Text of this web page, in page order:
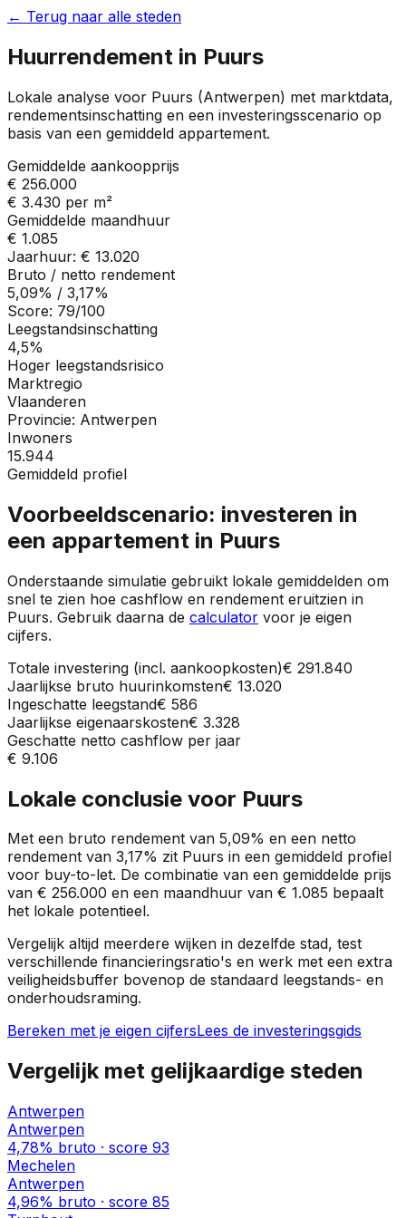
← Terug naar alle steden
Huurrendement in Puurs
Lokale analyse voor Puurs (Antwerpen) met marktdata,
rendementsinschatting en een investeringsscenario op
basis van een gemiddeld appartement.
Gemiddelde aankoopprijs
€ 256.000
€ 3.430 per m²
Gemiddelde maandhuur
€ 1.085
Jaarhuur: € 13.020
Bruto / netto rendement
5,09% / 3,17%
Score: 79/100
Leegstandsinschatting
4,5%
Hoger leegstandsrisico
Marktregio
Vlaanderen
Provincie: Antwerpen
Inwoners
15.944
Gemiddeld profiel
Voorbeeldscenario: investeren in
een appartement in Puurs
Onderstaande simulatie gebruikt lokale gemiddelden om
snel te zien hoe cashflow en rendement eruitzien in
Puurs. Gebruik daarna de calculator voor je eigen
cijfers.
Totale investering (incl. aankoopkosten)€ 291.840
Jaarlijkse bruto huurinkomsten€ 13.020
Ingeschatte leegstand€ 586
Jaarlijkse eigenaarskosten€ 3.328
Geschatte netto cashflow per jaar
€ 9.106
Lokale conclusie voor Puurs
Met een bruto rendement van 5,09% en een netto
rendement van 3,17% zit Puurs in een gemiddeld profiel
voor buy-to-let. De combinatie van een gemiddelde prijs
van € 256.000 en een maandhuur van € 1.085 bepaalt
het lokale potentieel.
Vergelijk altijd meerdere wijken in dezelfde stad, test
verschillende financieringsratio's en werk met een extra
veiligheidsbuffer bovenop de standaard leegstands- en
onderhoudsraming.
Bereken met je eigen cijfersLees de investeringsgids
Vergelijk met gelijkaardige steden
Antwerpen
Antwerpen
4,78% bruto · score 93
Mechelen
Antwerpen
4,96% bruto · score 85